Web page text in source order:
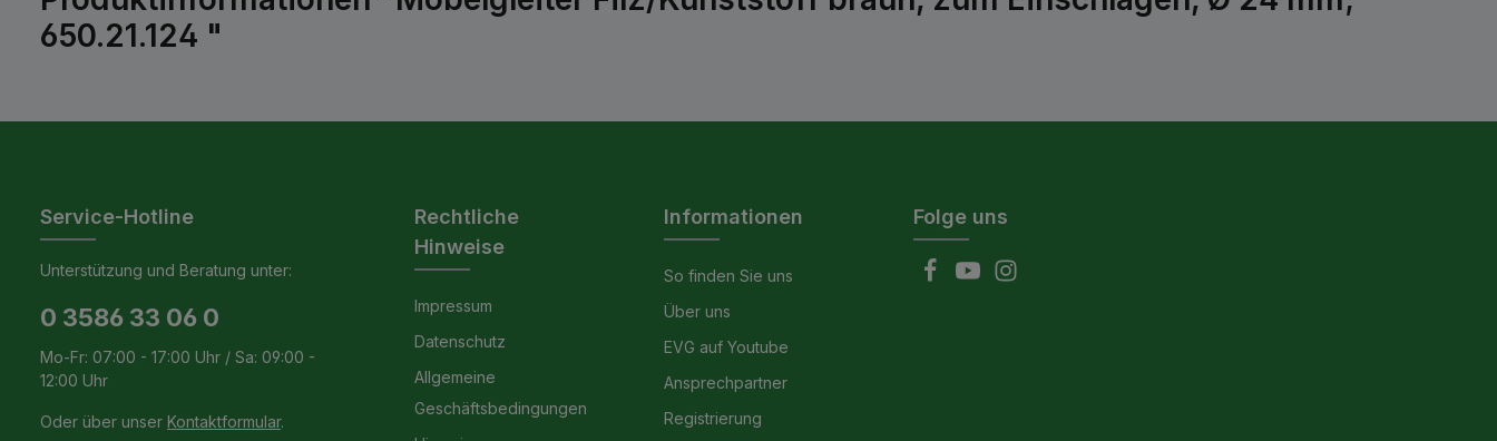
650.21.124 "
Service-Hotline
Unterstützung und Beratung unter:
0 3586 33 06 0
Mo-Fr: 07:00 - 17:00 Uhr / Sa: 09:00 -
12:00 Uhr
Oder über unser Kontaktformular.
Rechtliche
Hinweise
Impressum
Datenschutz
Allgemeine
Geschäftsbedingungen
Informationen
So finden Sie uns
Über uns
EVG auf Youtube
Ansprechpartner
Registrierung
Folge uns